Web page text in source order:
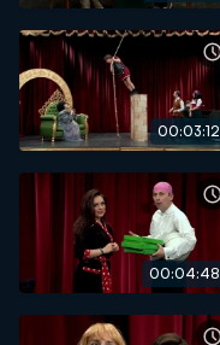
00:03:12
00:04:48